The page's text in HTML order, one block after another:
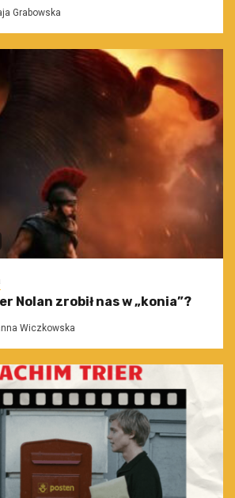
Grabowska
Nolan zrobił nas w „konia”?
Wiczkowska